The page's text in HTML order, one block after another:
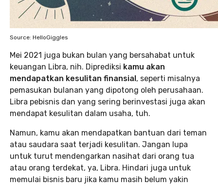
Source: HelloGiggles
Mei 2021 juga bukan bulan yang bersahabat untuk
keuangan Libra, nih. Diprediksi kamu akan
mendapatkan kesulitan finansial, seperti misalnya
pemasukan bulanan yang dipotong oleh perusahaan.
Libra pebisnis dan yang sering berinvestasi juga akan
mendapat kesulitan dalam usaha, tuh.
Namun, kamu akan mendapatkan bantuan dari teman
atau saudara saat terjadi kesulitan. Jangan lupa
untuk turut mendengarkan nasihat dari orang tua
atau orang terdekat, ya, Libra. Hindari juga untuk
memulai bisnis baru jika kamu masih belum yakin